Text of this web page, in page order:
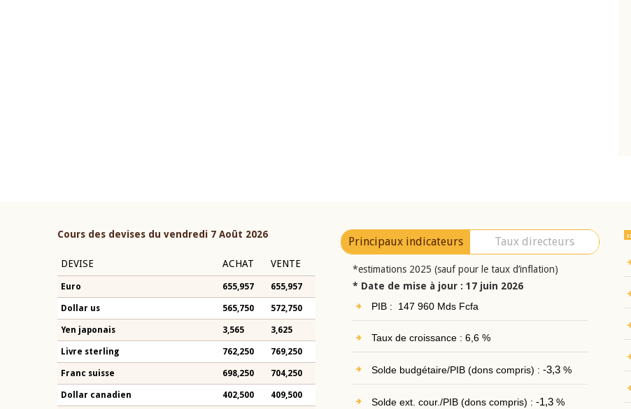
Cours des devises du vendredi 7 Août 2026
DEVISE ACHAT VENTE
Euro 655,957 655,957
Dollar us 565,750 572,750
Yen japonais 3,565 3,625
Livre sterling 762,250 769,250
Franc suisse 698,250 704,250
Dollar canadien 402,500 409,500
Principaux indicateurs Taux directeurs
*estimations 2025 (sauf pour le taux d’inflation)
* Date de mise à jour : 17 juin 2026
PIB : 147 960 Mds Fcfa
Taux de croissance : 6,6 %
Solde budgétaire/PIB (dons compris) : -3,3%
Solde ext. cour./PIB (dons compris) : -1,3%